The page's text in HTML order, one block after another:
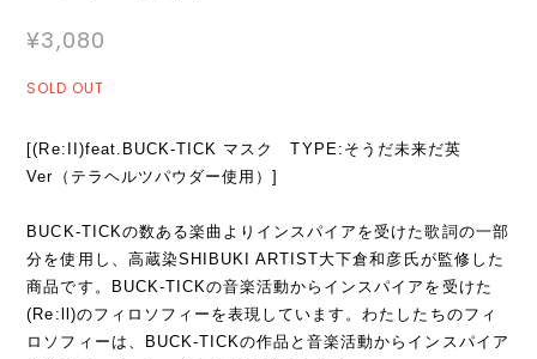
¥3,080
SOLD OUT
[(Re:II)feat.BUCK-TICK マスク TYPE:そうだ未来だ英
Ver（テラヘルツパウダー使用）]
BUCK-TICKの数ある楽曲よりインスパイアを受けた歌詞の一部
分を使用し、高蔵染SHIBUKI ARTIST大下倉和彦氏が監修した
商品です。BUCK-TICKの音楽活動からインスパイアを受けた
(Re:ll)のフィロソフィーを表現しています。わたしたちのフィ
ロソフィーは、BUCK-TICKの作品と音楽活動からインスパイア